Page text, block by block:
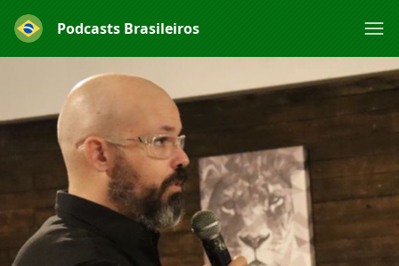
Podcasts Brasileiros